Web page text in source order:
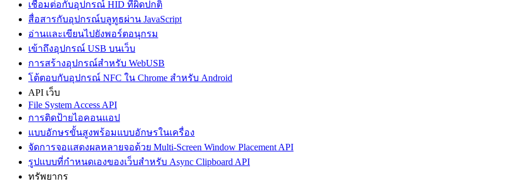
เชื่อมต่อกับอุปกรณ์ HID ที่ผิดปกติ
สื่อสารกับอุปกรณ์บลูทูธผ่าน JavaScript
อ่านและเขียนไปยังพอร์ตอนุกรม
เข้าถึงอุปกรณ์ USB บนเว็บ
การสร้างอุปกรณ์สำหรับ WebUSB
โต้ตอบกับอุปกรณ์ NFC ใน Chrome สำหรับ Android
API เว็บ
File System Access API
การติดป้ายไอคอนแอป
แบบอักษรขั้นสูงพร้อมแบบอักษรในเครื่อง
จัดการจอแสดงผลหลายจอด้วย Multi-Screen Window Placement API
รูปแบบที่กำหนดเองของเว็บสำหรับ Async Clipboard API
ทรัพยากร